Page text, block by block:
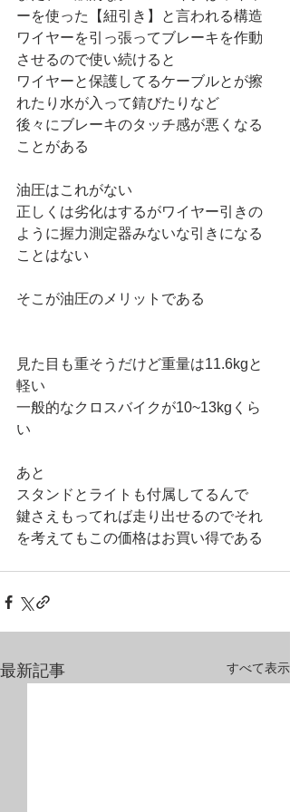
ーを使った【紐引き】と言われる構造
ワイヤーを引っ張ってブレーキを作動
させるので使い続けると
ワイヤーと保護してるケーブルとが擦
れたり水が入って錆びたりなど
後々にブレーキのタッチ感が悪くなる
ことがある
油圧はこれがない
正しくは劣化はするがワイヤー引きの
ように握力測定器みないな引きになる
ことはない
そこが油圧のメリットである
見た目も重そうだけど重量は11.6kgと
軽い
一般的なクロスバイクが10~13kgくら
い
あと
スタンドとライトも付属してるんで
鍵さえもってれば走り出せるのでそれ
を考えてもこの価格はお買い得である
最新記事 すべて表示